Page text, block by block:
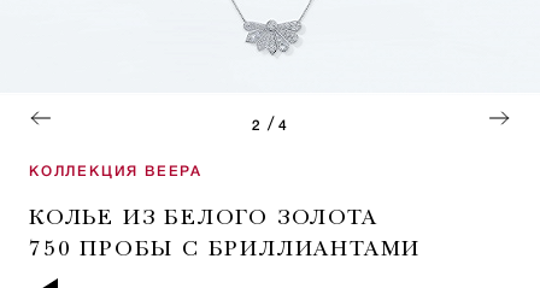
2 / 4
КОЛЛЕКЦИЯ ВЕЕРА
КОЛЬЕ ИЗ БЕЛОГО ЗОЛОТА
750 ПРОБЫ С БРИЛЛИАНТАМИ